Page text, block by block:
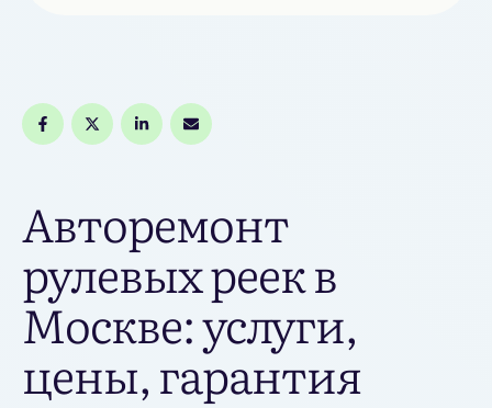
Авторемонт
рулевых реек в
Москве: услуги,
цены, гарантия